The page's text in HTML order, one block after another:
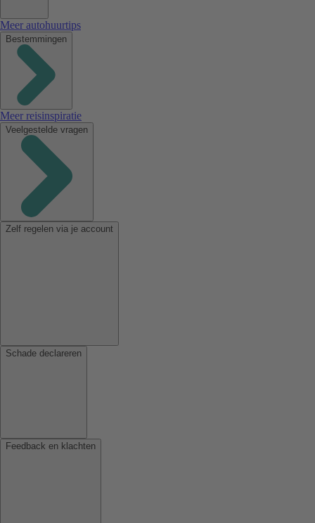
Meer autohuurtips
Bestemmingen
Meer reisinspiratie
Veelgestelde vragen
Zelf regelen via je account
Schade declareren
Feedback en klachten